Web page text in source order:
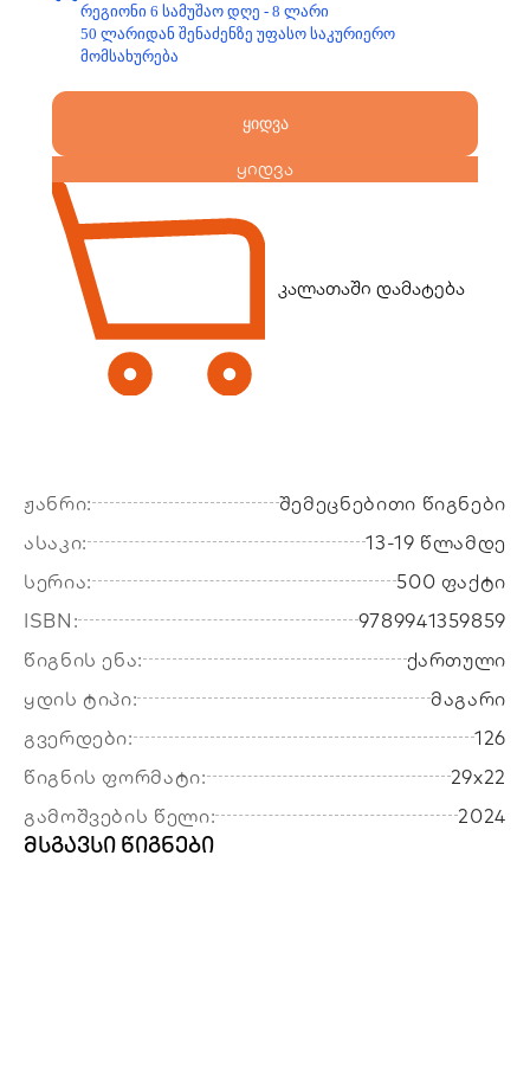
რეგიონი 6 სამუშაო დღე - 8 ლარი
50 ლარიდან შენაძენზე უფასო საკურიერო
მომსახურება
ყიდვა
ყიდვა
კალათაში დამატება
ჟანრი:
შემეცნებითი წიგნები
ასაკი:
13-19 წლამდე
სერია:
500 ფაქტი
ISBN:
9789941359859
წიგნის ენა:
ქართული
ყდის ტიპი:
მაგარი
გვერდები:
126
წიგნის ფორმატი:
29x22
გამოშვების წელი:
2024
მსგავსი წიგნები